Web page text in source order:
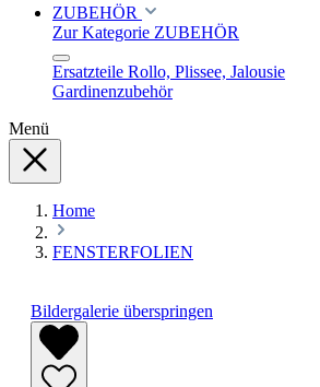
ZUBEHÖR
Zur Kategorie ZUBEHÖR
Ersatzteile Rollo, Plissee, Jalousie
Gardinenzubehör
Menü
Home
FENSTERFOLIEN
Bildergalerie überspringen